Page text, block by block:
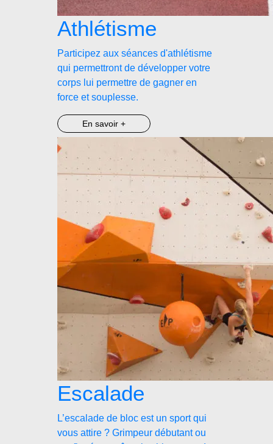
Athlétisme
Participez aux séances d'athlétisme
qui permettront de développer votre
corps lui permettre de gagner en
force et souplesse.
En savoir +
Escalade
L’escalade de bloc est un sport qui
vous attire ? Grimpeur débutant ou